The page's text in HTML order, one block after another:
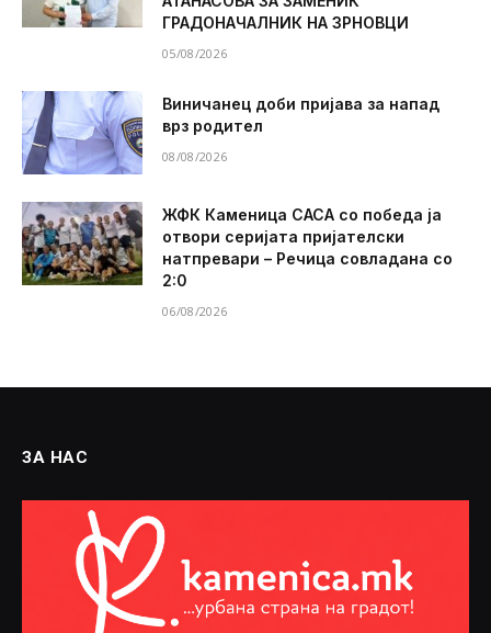
ГРАДОНАЧАЛНИК НА ЗРНОВЦИ
05/08/2026
Виничанец доби пријава за напад
врз родител
08/08/2026
ЖФК Каменица САСА со победа ја
отвори серијата пријателски
натпревари – Речица совладана со
2:0
06/08/2026
ЗА НАС